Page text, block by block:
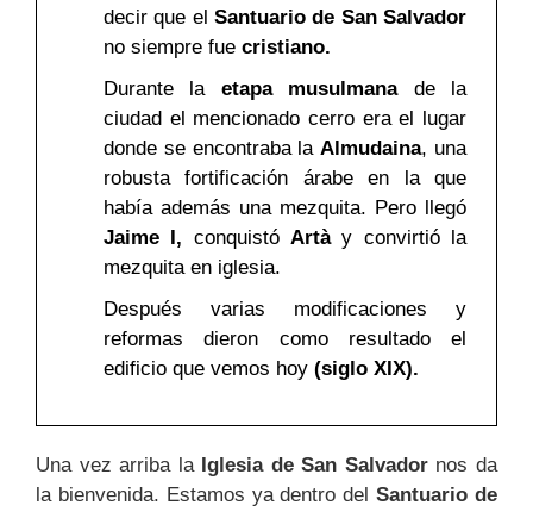
decir que el Santuario de San Salvador
no siempre fue cristiano.
Durante la etapa musulmanade la
ciudad el mencionado cerro era el lugar
donde se encontraba laAlmudaina, una
robusta fortificación árabe en la que
había además una mezquita. Pero llegó
Jaime I, conquistóArtày convirtió la
mezquita en iglesia.
Después varias modificaciones y
reformas dieron como resultado el
edificio que vemos hoy (siglo XIX).
Una vez arriba la Iglesia de San Salvadornos da
la bienvenida. Estamos ya dentro delSantuario de